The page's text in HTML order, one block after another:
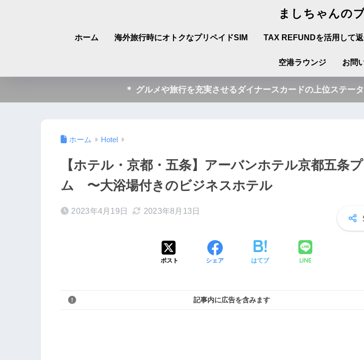
ましちゃんの
ホーム 海外旅行時にオトクなプリペイドSIM TAX REFUNDを活用して返
空港ラウンジ お問
＊ グルメや旅行を充実させるダイナースカードの上位ステー
ホーム Hotel
【ホテル・京都・五条】アーバンホテル京都五条
ム 〜大浴場付きのビジネスホテル
2023年4月19日 2023年8月13日
ポスト シェア はてブ LINE
記事内に広告を含みます